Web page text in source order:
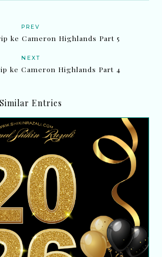
PREV
ke Cameron Highlands Part 5
NEXT
ke Cameron Highlands Part 4
Similar Entries
Perjalanan Hidup Seterusnya